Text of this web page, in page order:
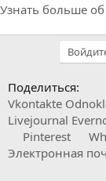
Узнать больше
Поделиться:
Vkontakte
Livejournal
Pinterest
Электронная